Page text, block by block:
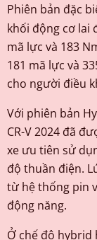
Phiên bản đặc
khối động cơ lai
mã lực và 183
181 mã lực và
cho người điều
Với phiên bản
CR-V 2024 đã
xe ưu tiên sử
độ thuần điện.
từ hệ thống pin
động năng.
Ở chế độ hybrid